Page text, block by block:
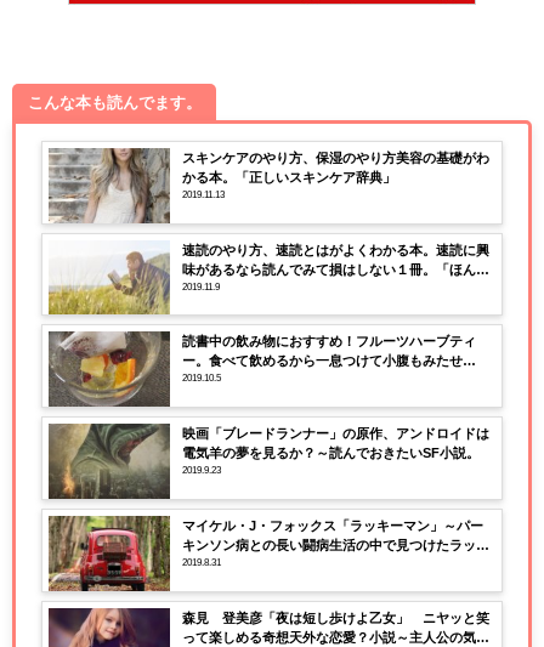
こんな本も読んでます。
スキンケアのやり方、保湿のやり方美容の基礎がわ
かる本。「正しいスキンケア辞典」
2019.11.13
速読のやり方、速読とはがよくわかる本。速読に興
味があるなら読んでみて損はしない１冊。「ほんと
うに頭がよくなる速読脳のつくり方」・苫米地英人
2019.11.9
読書中の飲み物におすすめ！フルーツハーブティ
ー。食べて飲めるから一息つけて小腹もみたせ
る。。。
2019.10.5
映画「ブレードランナー」の原作、アンドロイドは
電気羊の夢を見るか？～読んでおきたいSF小説。
2019.9.23
マイケル・J・フォックス「ラッキーマン」～パー
キンソン病との長い闘病生活の中で見つけたラッキ
ーとは？
2019.8.31
森見 登美彦「夜は短し歩けよ乙女」 ニヤッと笑
って楽しめる奇想天外な恋愛？小説～主人公の気持